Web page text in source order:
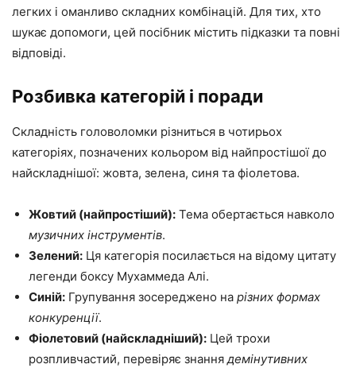
легких і оманливо складних комбінацій. Для тих, хто
шукає допомоги, цей посібник містить підказки та повні
відповіді.
Розбивка категорій і поради
Складність головоломки різниться в чотирьох
категоріях, позначених кольором від найпростішої до
найскладнішої: жовта, зелена, синя та фіолетова.
Жовтий (найпростіший): Тема обертається навколо
музичних інструментів.
Зелений: Ця категорія посилається на відому цитату
легенди боксу Мухаммеда Алі.
Синій: Групування зосереджено на різних формах
конкуренції.
Фіолетовий (найскладніший): Цей трохи
розпливчастий, перевіряє знаннядемінутивних